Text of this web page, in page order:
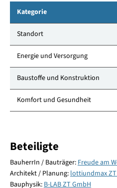
Kategorie
Standort
Energie und Versorgung
Baustoffe und Konstruktion
Komfort und Gesundheit
Beteiligte
BauherrIn / Bauträger:Freude am
Architekt / Planung:lottiundmax
Bauphysik:B-LAB ZT GmbH